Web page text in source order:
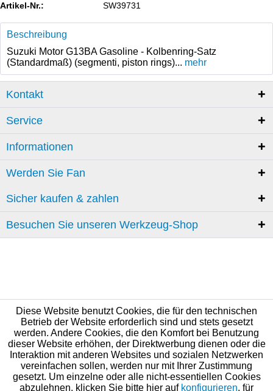
Artikel-Nr.: SW39731
Beschreibung
Suzuki Motor G13BA Gasoline - Kolbenring-Satz
(Standardmaß) (segmenti, piston rings)... mehr
Kontakt
Service
Informationen
Werden Sie Fan
Sicher kaufen & zahlen
Besuchen Sie unseren Werkzeug-Shop
Diese Website benutzt Cookies, die für den technischen
Betrieb der Website erforderlich sind und stets gesetzt
werden. Andere Cookies, die den Komfort bei Benutzung
dieser Website erhöhen, der Direktwerbung dienen oder die
Interaktion mit anderen Websites und sozialen Netzwerken
vereinfachen sollen, werden nur mit Ihrer Zustimmung
gesetzt. Um einzelne oder alle nicht-essentiellen Cookies
abzulehnen, klicken Sie bitte hier auf konfigurieren, für